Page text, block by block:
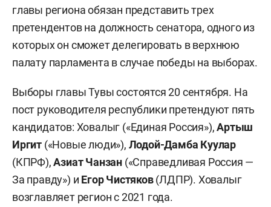
главы региона обязан представить трех
претендентов на должность сенатора, одного из
которых он сможет делегировать в верхнюю
палату парламента в случае победы на выборах.
Выборы главы Тувы состоятся 20 сентября. На
пост руководителя республики претендуют пять
кандидатов: Ховалыг («Единая Россия»),Артыш
Иргит («Новые люди»), Лодой-Дамба Куулар
(КПРФ),Азиат Чанзан («Справедливая Россия —
За правду») и Егор Чистяков(ЛДПР). Ховалыг
возглавляет регион с 2021 года.